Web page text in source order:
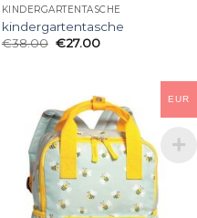
KINDERGARTENTASCHE
kindergartentasche
€38.00 €27.00
EUR